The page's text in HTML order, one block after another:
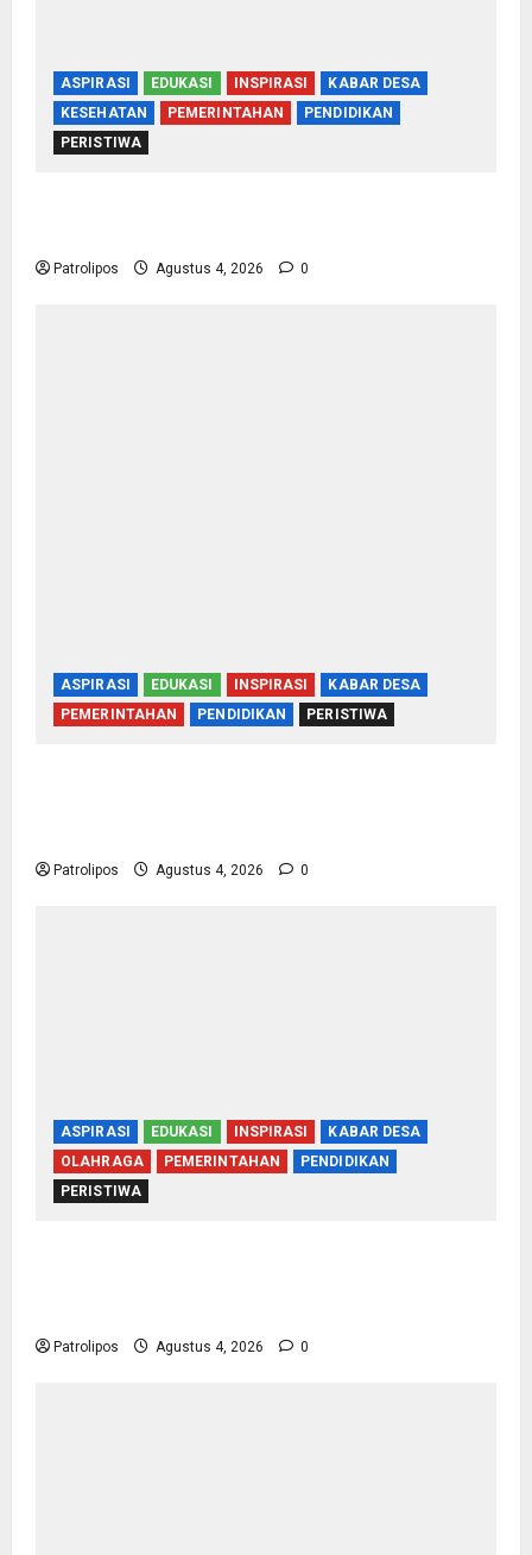
ASPIRASI EDUKASI INSPIRASI
KABAR DESA
KESEHATAN
PEMERINTAHAN
PENDIDIKAN
PERISTIWA
Patrolipos Agustus 4, 2026 0
ASPIRASI EDUKASI INSPIRASI
KABAR DESA
PEMERINTAHAN
PENDIDIKAN PERISTIWA
Patrolipos Agustus 4, 2026 0
ASPIRASI EDUKASI INSPIRASI
KABAR DESA
OLAHRAGA
PEMERINTAHAN
PENDIDIKAN
PERISTIWA
Patrolipos Agustus 4, 2026 0